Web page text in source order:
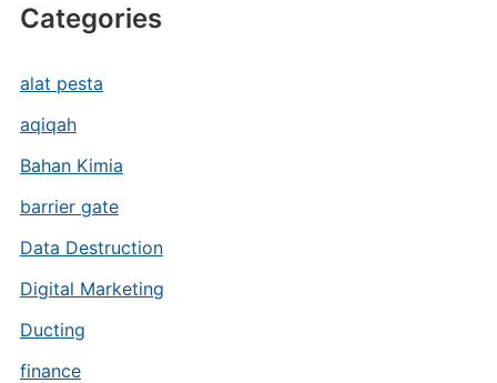
Categories
alat pesta
aqiqah
Bahan Kimia
barrier gate
Data Destruction
Digital Marketing
Ducting
finance